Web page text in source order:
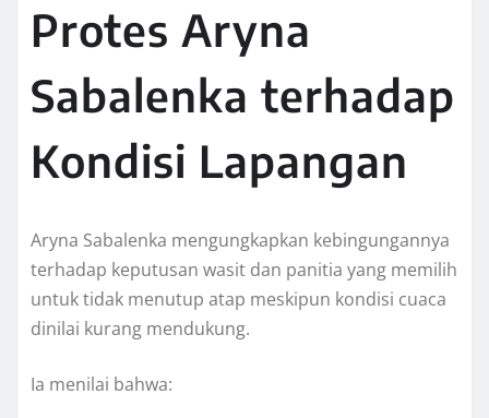
Protes Aryna
Sabalenka terhadap
Kondisi Lapangan
Aryna Sabalenka mengungkapkan kebingungannya
terhadap keputusan wasit dan panitia yang memilih
untuk tidak menutup atap meskipun kondisi cuaca
dinilai kurang mendukung.
Ia menilai bahwa: